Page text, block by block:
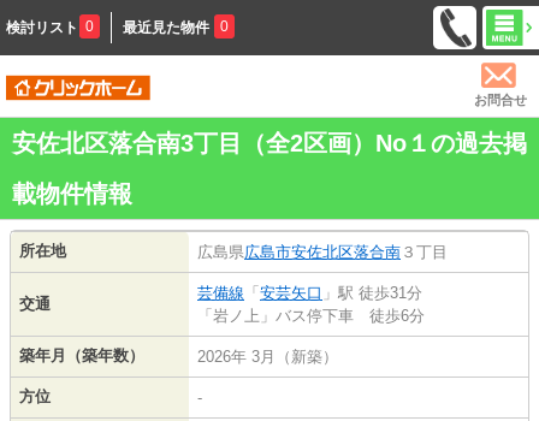
検討リスト 0 最近見た物件 0
お問合せ
安佐北区落合南3丁目（全2区画）No１の過去掲
載物件情報
所在地 広島県広島市安佐北区落合南 ３丁目
交通
芸備線 「 安芸矢口 」駅 徒歩31分
「岩ノ上」バス停下車 徒歩6分
築年月（築年数） 2026年 3月（新築）
方位 -